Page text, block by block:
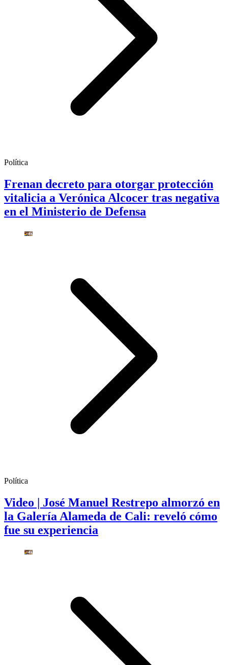
Política
Frenan decreto para otorgar protección
vitalicia a Verónica Alcocer tras negativa
en el Ministerio de Defensa
Política
Video | José Manuel Restrepo almorzó en
la Galería Alameda de Cali: reveló cómo
fue su experiencia